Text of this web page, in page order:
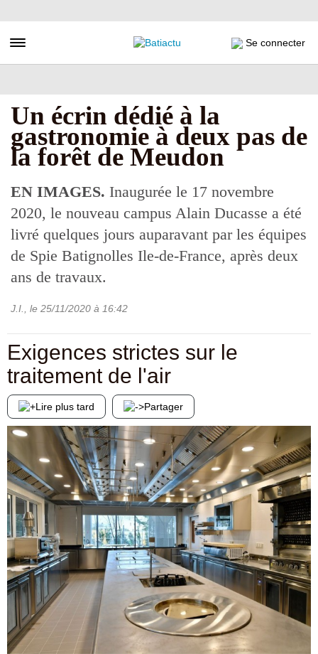
au
principal
Toggle navigation Se connecter
Un écrin dédié à la
gastronomie à deux pas de
la forêt de Meudon
EN IMAGES. Inaugurée le 17 novembre
2020, le nouveau campus Alain Ducasse a été
livré quelques jours auparavant par les équipes
de Spie Batignolles Ile-de-France, après deux
ans de travaux.
J.I. , le 25/11/2020 à 16:42
Exigences strictes sur le
traitement de l'air
Lire plus tard Partager